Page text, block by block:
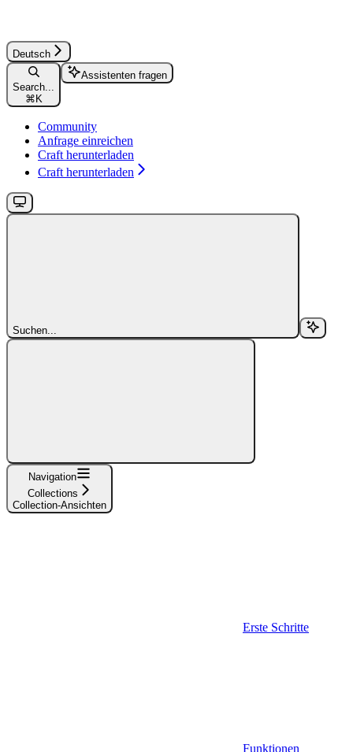
Deutsch
Search...
⌘ K
Assistenten fragen
Community
Anfrage einreichen
Craft herunterladen
Craft herunterladen
Suchen...
Navigation
Collections
Collection-Ansichten
Erste Schritte
Funktionen